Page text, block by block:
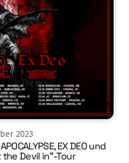
2023
EX DEO und
the Devil in“-Tour